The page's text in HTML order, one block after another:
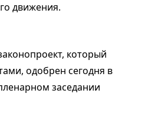
движения.
который
одобрен сегодня в
заседании